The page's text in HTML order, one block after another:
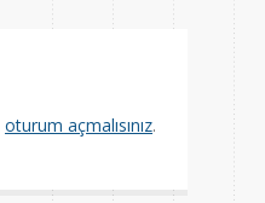
oturum açmalısınız.